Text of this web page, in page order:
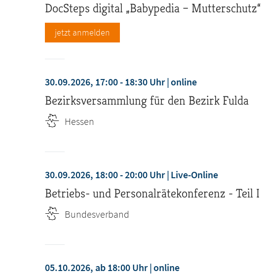
DocSteps digital „Babypedia – Mutterschutz“
jetzt anmelden
30.09.2026, 17:00 - 18:30 Uhr online
Bezirksversammlung für den Bezirk Fulda
Hessen
30.09.2026, 18:00 - 20:00 Uhr Live-Online
Betriebs- und Personalrätekonferenz - Teil I
Bundesverband
05.10.2026, ab 18:00 Uhr online